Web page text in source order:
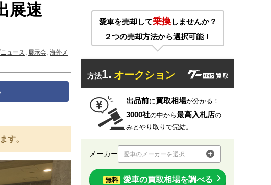
展速
ュース, 展示会, 海外メ
す。
愛車を売却して乗換しませんか？
２つの売却方法から選択可能！
方法1. オークション
出品前に買取相場が分かる！
3000社の中から最高入札店の
みとやり取りで完結。
メーカー 愛車のメーカーを選択
無料 愛車の買取相場を調べる